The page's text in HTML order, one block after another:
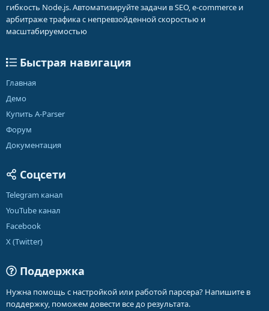
гибкость Node.js. Автоматизируйте задачи в SEO, e-commerce и
арбитраже трафика с непревзойденной скоростью и
масштабируемостью
Быстрая навигация
Главная
Демо
Купить A-Parser
Форум
Документация
Соцсети
Telegram канал
YouTube канал
Facebook
X (Twitter)
Поддержка
Нужна помощь с настройкой или работой парсера? Напишите в
поддержку, поможем довести все до результата.